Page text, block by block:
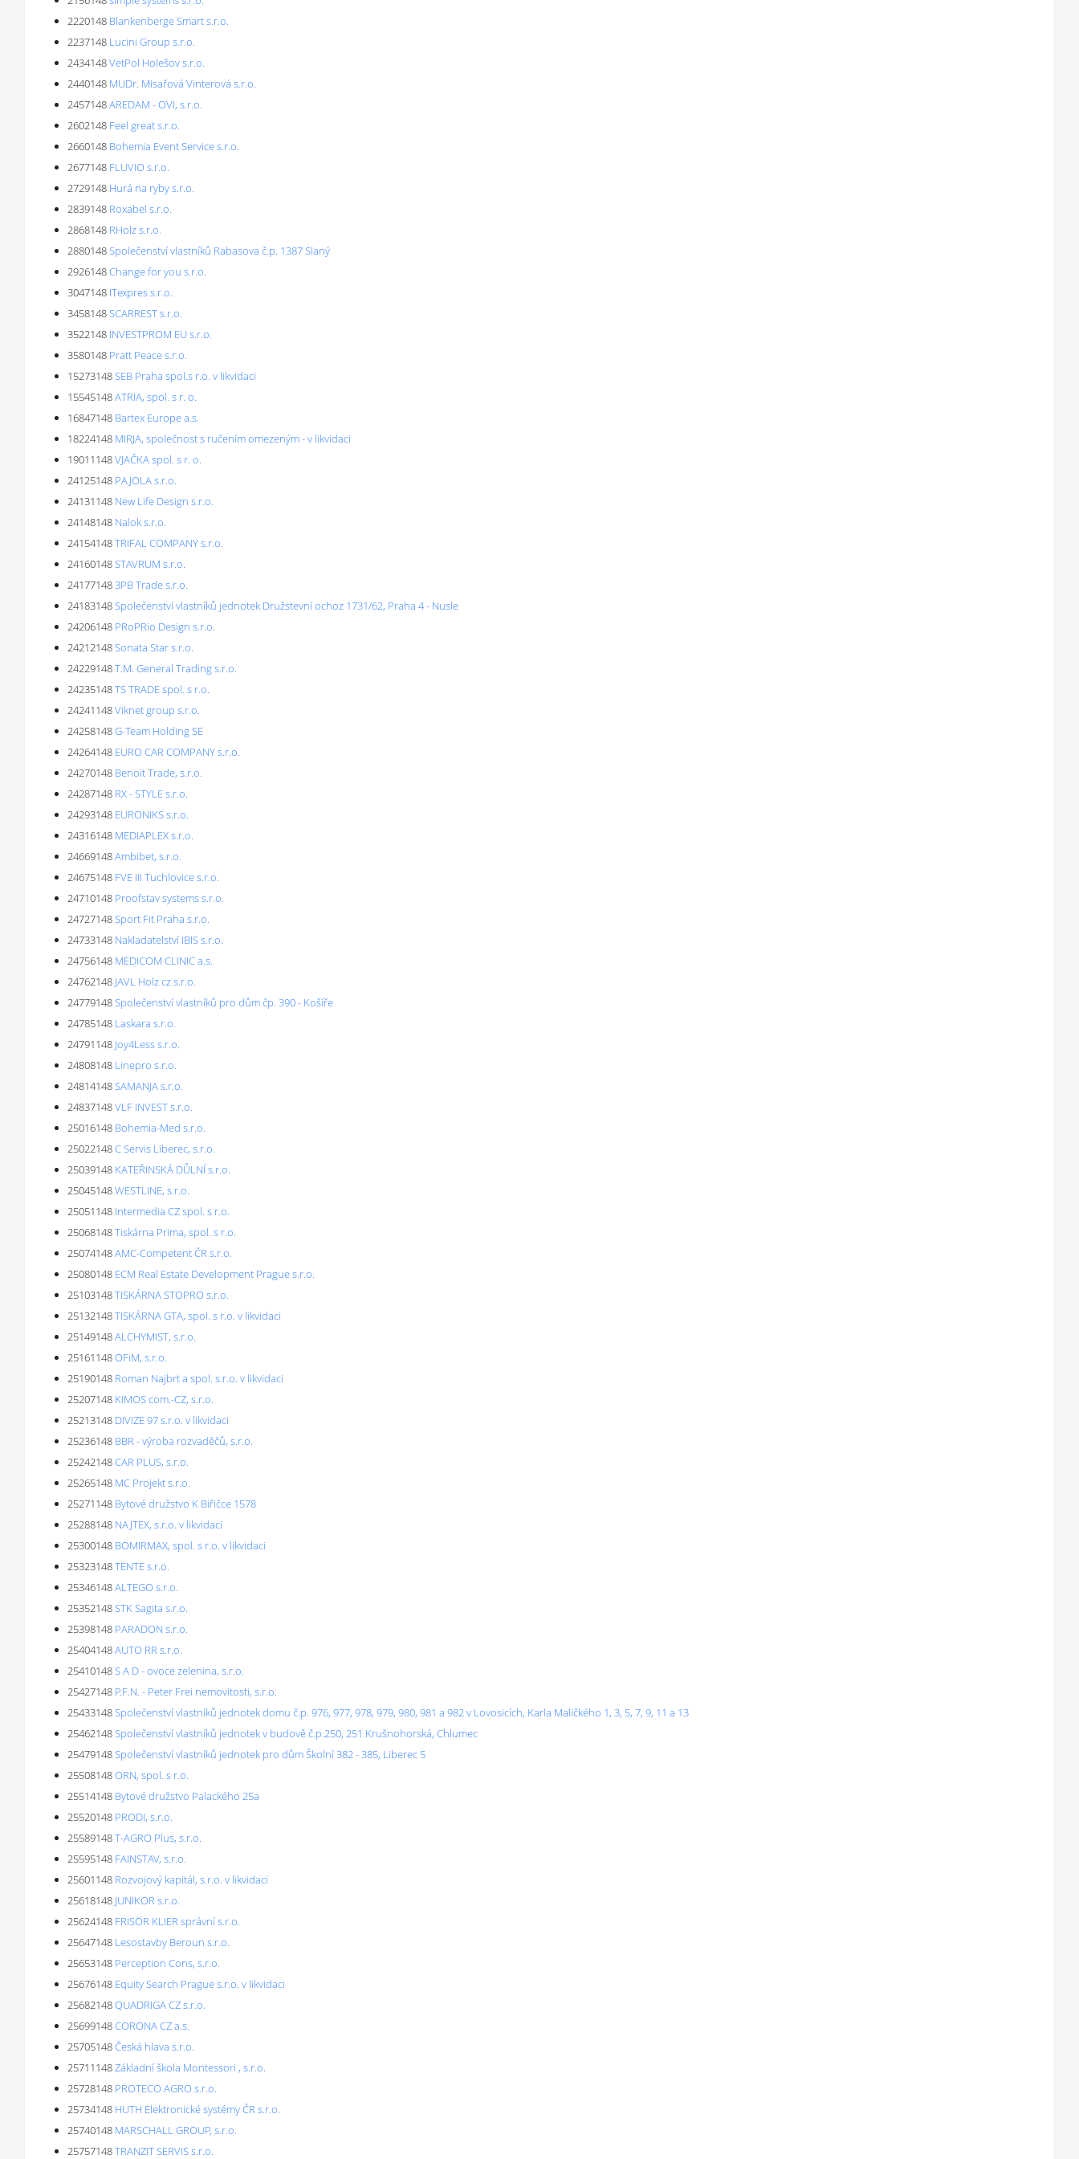
2220148 Blankenberge Smart s.r.o.
2237148 Lucini Group s.r.o.
2434148VetPol Holešov s.r.o.
2440148 MUDr. Misařová Vinterová s.r.o.
2457148AREDAM - OVI, s.r.o.
2602148 Feel great s.r.o.
2660148 Bohemia Event Service s.r.o.
2677148 FLUVIO s.r.o.
2729148 Hurá na ryby s.r.o.
2839148 Roxabel s.r.o.
2868148 RHolz s.r.o.
2880148Společenství vlastníků Rabasova č.p. 1387 Slaný
2926148Change for you s.r.o.
3047148 ITexpres s.r.o.
3458148SCARREST s.r.o.
3522148 INVESTPROM EU s.r.o.
3580148 Pratt Peace s.r.o.
15273148SEB Praha spol.s r.o. v likvidaci
15545148ATRIA, spol. s r. o.
16847148 Bartex Europe a.s.
18224148 MIRJA, společnost s ručením omezeným - v likvidaci
19011148VJAČKA spol. s r. o.
24125148 PAJOLA s.r.o.
24131148 New Life Design s.r.o.
24148148 Nalok s.r.o.
24154148TRIFAL COMPANY s.r.o.
24160148STAVRUM s.r.o.
241771483PB Trade s.r.o.
24183148Společenství vlastníků jednotek Družstevní ochoz 1731/62, Praha 4 - Nusle
24206148 PRoPRio Design s.r.o.
24212148Sonata Star s.r.o.
24229148T.M. General Trading s.r.o.
24235148TS TRADE spol. s r.o.
24241148Viknet group s.r.o.
24258148G-Team Holding SE
24264148 EURO CAR COMPANY s.r.o.
24270148 Benoit Trade, s.r.o.
24287148 RX - STYLE s.r.o.
24293148 EURONIKS s.r.o.
24316148 MEDIAPLEX s.r.o.
24669148Ambibet, s.r.o.
24675148 FVE III Tuchlovice s.r.o.
24710148 Proofstav systems s.r.o.
24727148Sport Fit Praha s.r.o.
24733148 Nakladatelství IBIS s.r.o.
24756148 MEDICOM CLINIC a.s.
24762148 JAVL Holz cz s.r.o.
24779148Společenství vlastníků pro dům čp. 390 - Košíře
24785148 Laskara s.r.o.
24791148 Joy4Less s.r.o.
24808148 Linepro s.r.o.
24814148SAMANJA s.r.o.
24837148VLF INVEST s.r.o.
25016148 Bohemia-Med s.r.o.
25022148C Servis Liberec, s.r.o.
25039148 KATEŘINSKÁ DŮLNÍ s.r.o.
25045148WESTLINE, s.r.o.
25051148 Intermedia CZ spol. s r.o.
25068148Tiskárna Prima, spol. s r.o.
25074148AMC-Competent ČR s.r.o.
25080148 ECM Real Estate Development Prague s.r.o.
25103148TISKÁRNA STOPRO s.r.o.
25132148TISKÁRNA GTA, spol. s r.o. v likvidaci
25149148ALCHYMIST, s.r.o.
25161148OFiM, s.r.o.
25190148 Roman Najbrt a spol. s.r.o. v likvidaci
25207148 KIMOS com.-CZ, s.r.o.
25213148 DIVIZE 97 s.r.o. v likvidaci
25236148 BBR - výroba rozvaděčů, s.r.o.
25242148CAR PLUS, s.r.o.
25265148 MC Projekt s.r.o.
25271148 Bytové družstvo K Biřičce 1578
25288148 NAJTEX, s.r.o. v likvidaci
25300148 BOMIRMAX, spol. s r.o. v likvidaci
25323148TENTE s.r.o.
25346148ALTEGO s.r.o.
25352148STK Sagita s.r.o.
25398148 PARADON s.r.o.
25404148AUTO RR s.r.o.
25410148S A D - ovoce zelenina, s.r.o.
25427148 P.F.N. - Peter Frei nemovitosti, s.r.o.
25433148Společenství vlastníků jednotek domu č.p. 976, 977, 978, 979, 980, 981 a 982 v Lovosicích, Karla Maličkého 1, 3, 5, 7, 9, 11 a 13
25462148Společenství vlastníků jednotek v budově č.p.250, 251 Krušnohorská, Chlumec
25479148Společenství vlastníků jednotek pro dům Školní 382 - 385, Liberec 5
25508148ORN, spol. s r.o.
25514148 Bytové družstvo Palackého 25a
25520148 PRODI, s.r.o.
25589148T-AGRO Plus, s.r.o.
25595148 FAINSTAV, s.r.o.
25601148 Rozvojový kapitál, s.r.o. v likvidaci
25618148 JUNIKOR s.r.o.
25624148 FRISÖR KLIER správní s.r.o.
25647148 Lesostavby Beroun s.r.o.
25653148 Perception Cons, s.r.o.
25676148 Equity Search Prague s.r.o. v likvidaci
25682148QUADRIGA CZ s.r.o.
25699148CORONA CZ a.s.
25705148Česká hlava s.r.o.
25711148Základní škola Montessori , s.r.o.
25728148 PROTECO AGRO s.r.o.
25734148 HUTH Elektronické systémy ČR s.r.o.
25740148 MARSCHALL GROUP, s.r.o.
25757148TRANZIT SERVIS s.r.o.